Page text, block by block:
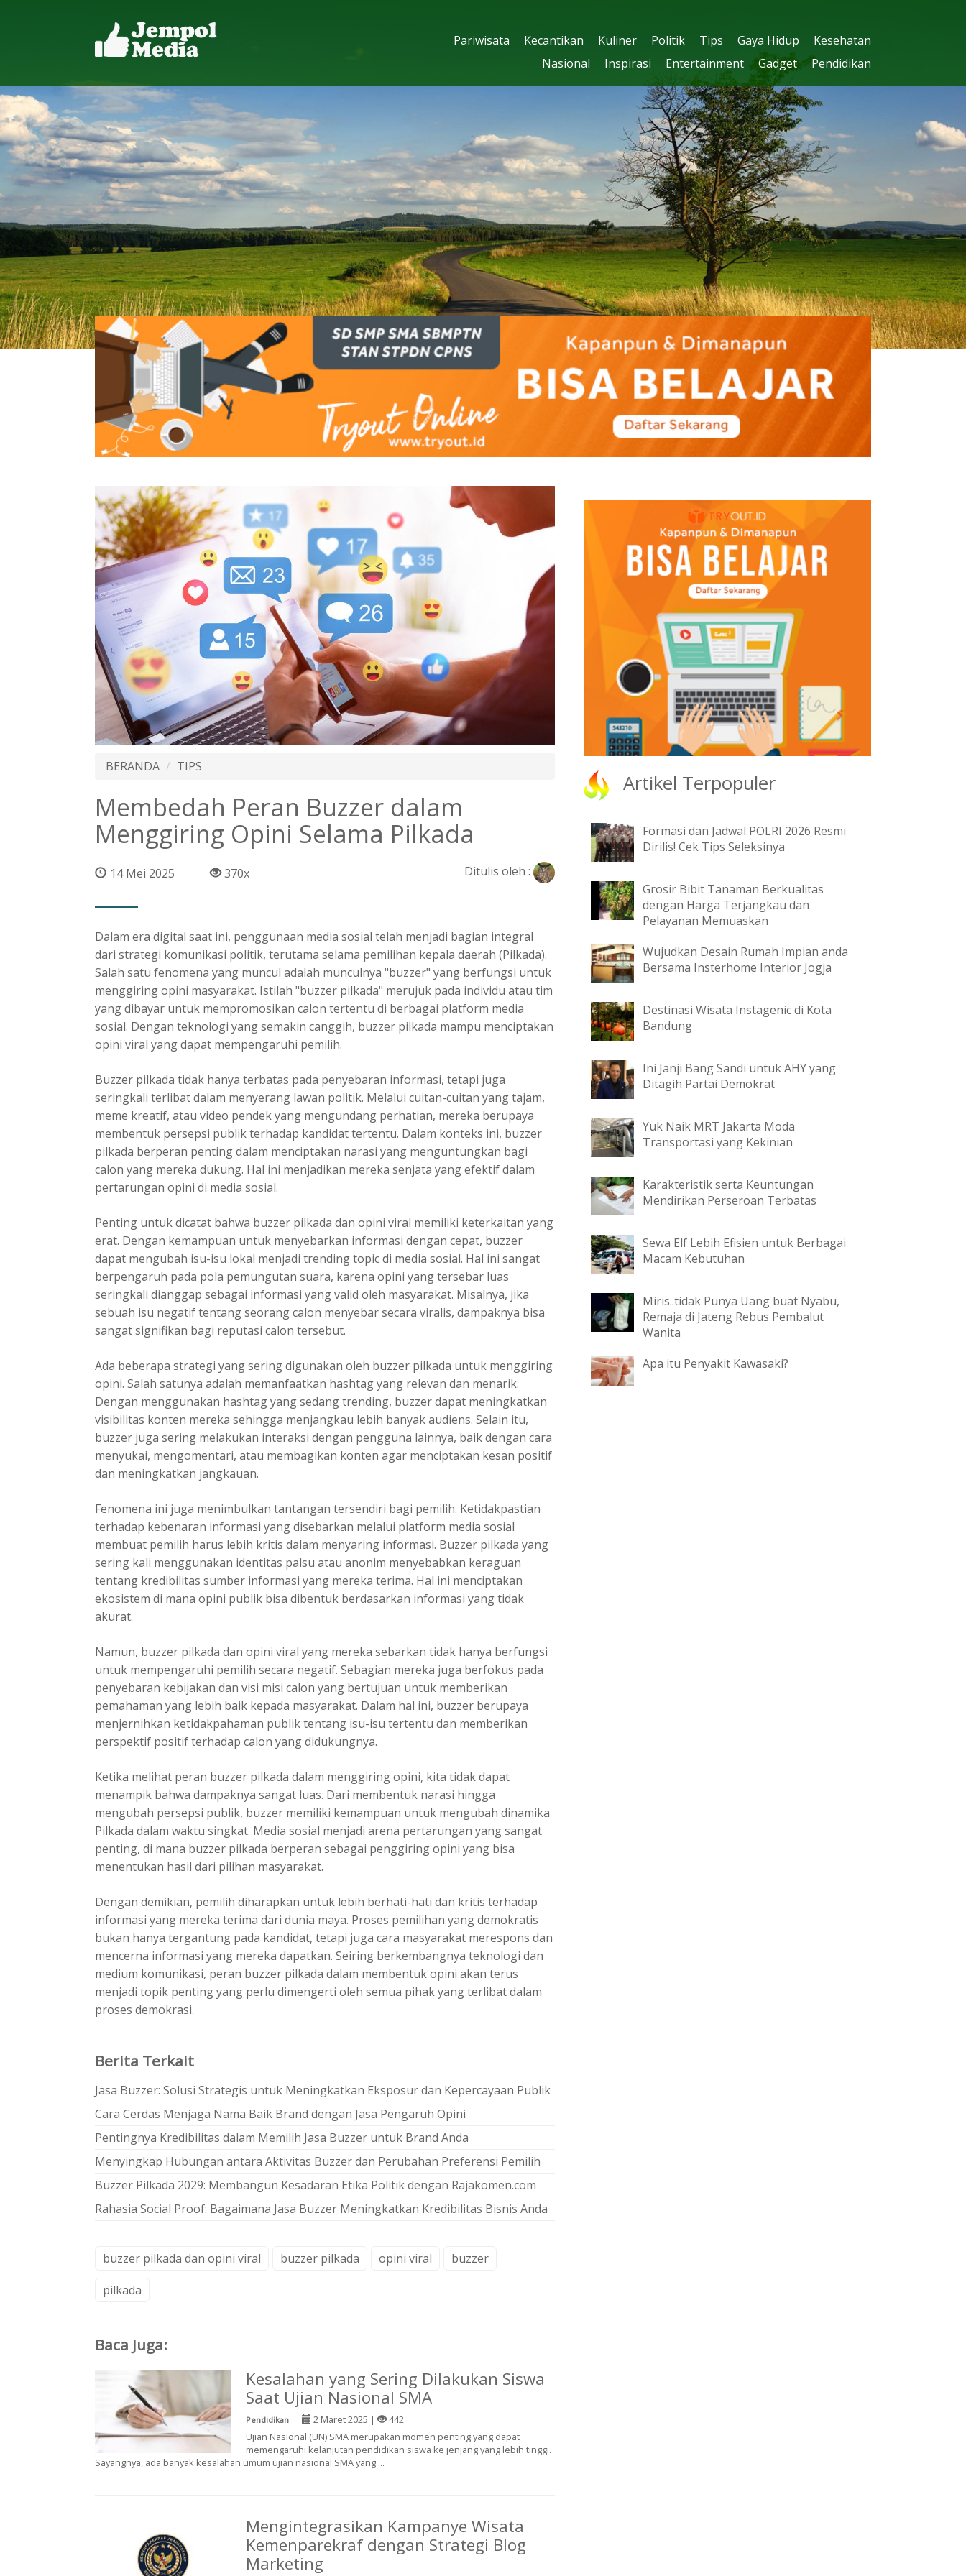
Pariwisata Kecantikan Kuliner Politik Tips Gaya Hidup
Kesehatan
Nasional
Inspirasi Entertainment Gadget Pendidikan
BERANDA TIPS
Membedah Peran Buzzer dalam
Menggiring Opini Selama Pilkada
14 Mei 2025 370x Ditulis oleh :
Dalam era digital saat ini, penggunaan media sosial telah menjadi bagian integral
dari strategi komunikasi politik, terutama selama pemilihan kepala daerah (Pilkada).
Salah satu fenomena yang muncul adalah munculnya "buzzer" yang berfungsi untuk
menggiring opini masyarakat. Istilah "buzzer pilkada" merujuk pada individu atau tim
yang dibayar untuk mempromosikan calon tertentu di berbagai platform media
sosial. Dengan teknologi yang semakin canggih, buzzer pilkada mampu menciptakan
opini viral yang dapat mempengaruhi pemilih.
Buzzer pilkada tidak hanya terbatas pada penyebaran informasi, tetapi juga
seringkali terlibat dalam menyerang lawan politik. Melalui cuitan-cuitan yang tajam,
meme kreatif, atau video pendek yang mengundang perhatian, mereka berupaya
membentuk persepsi publik terhadap kandidat tertentu. Dalam konteks ini, buzzer
pilkada berperan penting dalam menciptakan narasi yang menguntungkan bagi
calon yang mereka dukung. Hal ini menjadikan mereka senjata yang efektif dalam
pertarungan opini di media sosial.
Penting untuk dicatat bahwa buzzer pilkada dan opini viral memiliki keterkaitan yang
erat. Dengan kemampuan untuk menyebarkan informasi dengan cepat, buzzer
dapat mengubah isu-isu lokal menjadi trending topic di media sosial. Hal ini sangat
berpengaruh pada pola pemungutan suara, karena opini yang tersebar luas
seringkali dianggap sebagai informasi yang valid oleh masyarakat. Misalnya, jika
sebuah isu negatif tentang seorang calon menyebar secara viralis, dampaknya bisa
sangat signifikan bagi reputasi calon tersebut.
Ada beberapa strategi yang sering digunakan oleh buzzer pilkada untuk menggiring
opini. Salah satunya adalah memanfaatkan hashtag yang relevan dan menarik.
Dengan menggunakan hashtag yang sedang trending, buzzer dapat meningkatkan
visibilitas konten mereka sehingga menjangkau lebih banyak audiens. Selain itu,
buzzer juga sering melakukan interaksi dengan pengguna lainnya, baik dengan cara
menyukai, mengomentari, atau membagikan konten agar menciptakan kesan positif
dan meningkatkan jangkauan.
Fenomena ini juga menimbulkan tantangan tersendiri bagi pemilih. Ketidakpastian
terhadap kebenaran informasi yang disebarkan melalui platform media sosial
membuat pemilih harus lebih kritis dalam menyaring informasi. Buzzer pilkada yang
sering kali menggunakan identitas palsu atau anonim menyebabkan keraguan
tentang kredibilitas sumber informasi yang mereka terima. Hal ini menciptakan
ekosistem di mana opini publik bisa dibentuk berdasarkan informasi yang tidak
akurat.
Namun, buzzer pilkada dan opini viral yang mereka sebarkan tidak hanya berfungsi
untuk mempengaruhi pemilih secara negatif. Sebagian mereka juga berfokus pada
penyebaran kebijakan dan visi misi calon yang bertujuan untuk memberikan
pemahaman yang lebih baik kepada masyarakat. Dalam hal ini, buzzer berupaya
menjernihkan ketidakpahaman publik tentang isu-isu tertentu dan memberikan
perspektif positif terhadap calon yang didukungnya.
Ketika melihat peran buzzer pilkada dalam menggiring opini, kita tidak dapat
menampik bahwa dampaknya sangat luas. Dari membentuk narasi hingga
mengubah persepsi publik, buzzer memiliki kemampuan untuk mengubah dinamika
Pilkada dalam waktu singkat. Media sosial menjadi arena pertarungan yang sangat
penting, di mana buzzer pilkada berperan sebagai penggiring opini yang bisa
menentukan hasil dari pilihan masyarakat.
Dengan demikian, pemilih diharapkan untuk lebih berhati-hati dan kritis terhadap
informasi yang mereka terima dari dunia maya. Proses pemilihan yang demokratis
bukan hanya tergantung pada kandidat, tetapi juga cara masyarakat merespons dan
mencerna informasi yang mereka dapatkan. Seiring berkembangnya teknologi dan
medium komunikasi, peran buzzer pilkada dalam membentuk opini akan terus
menjadi topik penting yang perlu dimengerti oleh semua pihak yang terlibat dalam
proses demokrasi.
Berita Terkait
Jasa Buzzer: Solusi Strategis untuk Meningkatkan Eksposur dan Kepercayaan Publik
Cara Cerdas Menjaga Nama Baik Brand dengan Jasa Pengaruh Opini
Pentingnya Kredibilitas dalam Memilih Jasa Buzzer untuk Brand Anda
Menyingkap Hubungan antara Aktivitas Buzzer dan Perubahan Preferensi Pemilih
Buzzer Pilkada 2029: Membangun Kesadaran Etika Politik dengan Rajakomen.com
Rahasia Social Proof: Bagaimana Jasa Buzzer Meningkatkan Kredibilitas Bisnis Anda
buzzer pilkada dan opini viral buzzer pilkada opini viral
buzzer
pilkada
Baca Juga:
Kesalahan yang Sering Dilakukan Siswa
Saat Ujian Nasional SMA
Pendidikan 2 Maret 2025 |
442
Ujian Nasional (UN) SMA merupakan momen penting yang dapat
memengaruhi kelanjutan pendidikan siswa ke jenjang yang lebih tinggi.
Sayangnya, ada banyak kesalahan umum ujian nasional SMA yang ...
Mengintegrasikan Kampanye Wisata
Kemenparekraf dengan Strategi Blog
Marketing
Artikel Terpopuler
Formasi dan Jadwal POLRI 2026 Resmi
Dirilis! Cek Tips Seleksinya
Grosir Bibit Tanaman Berkualitas
dengan Harga Terjangkau dan
Pelayanan Memuaskan
Wujudkan Desain Rumah Impian anda
Bersama Insterhome Interior Jogja
Destinasi Wisata Instagenic di Kota
Bandung
Ini Janji Bang Sandi untuk AHY yang
Ditagih Partai Demokrat
Yuk Naik MRT Jakarta Moda
Transportasi yang Kekinian
Karakteristik serta Keuntungan
Mendirikan Perseroan Terbatas
Sewa Elf Lebih Efisien untuk Berbagai
Macam Kebutuhan
Miris..tidak Punya Uang buat Nyabu,
Remaja di Jateng Rebus Pembalut
Wanita
Apa itu Penyakit Kawasaki?